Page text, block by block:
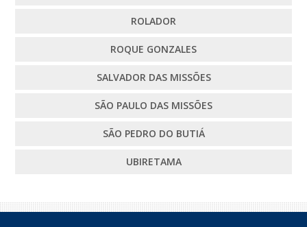
ROLADOR
ROQUE GONZALES
SALVADOR DAS MISSÕES
SÃO PAULO DAS MISSÕES
SÃO PEDRO DO BUTIÁ
UBIRETAMA